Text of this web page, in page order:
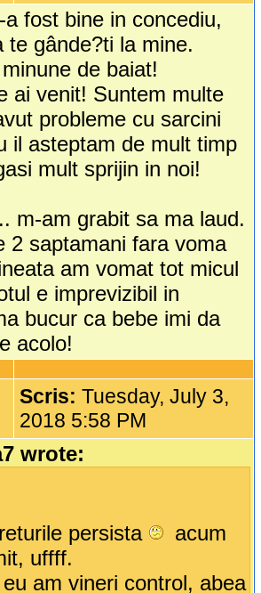
a fost bine in concediu,
te gânde?ti la mine.
de baiat!
ai venit! Suntem multe
probleme cu sarcini
il asteptam de mult timp
mult sprijin in noi!
m-am grabit sa ma laud.
2 saptamani fara voma
am vomat tot micul
e imprevizibil in
bucur ca bebe imi da
acolo!
Scris:Tuesday, July 3,
2018 5:58 PM
wrote:
persista
acum
uffff.
am vineri control, abea